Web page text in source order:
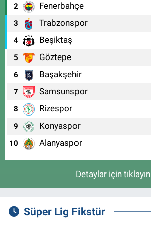
2 Fenerbahçe
3 Trabzonspor
4 Beşiktaş
5 Göztepe
6 Başakşehir
7 Samsunspor
8 Rizespor
9 Konyaspor
10 Alanyaspor
Detaylar için tıklayın
Süper Lig Fikstür